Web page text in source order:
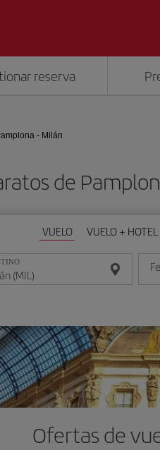
reserva
- Milán
de
VUELO VUELO + HOTEL
Ofertas de